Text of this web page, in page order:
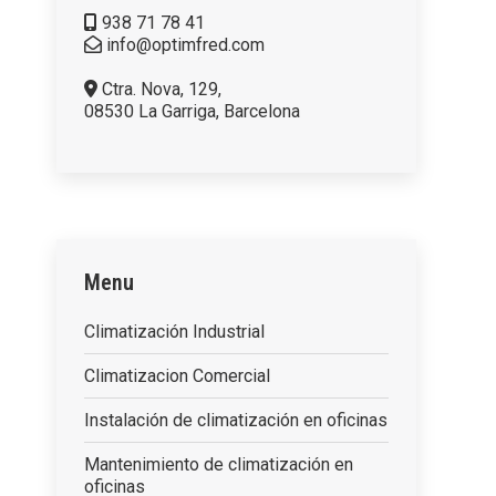
938 71 78 41
info@optimfred.com
Ctra. Nova, 129,
08530 La Garriga, Barcelona
Menu
Climatización Industrial
Climatizacion Comercial
Instalación de climatización en oficinas
Mantenimiento de climatización en
oficinas